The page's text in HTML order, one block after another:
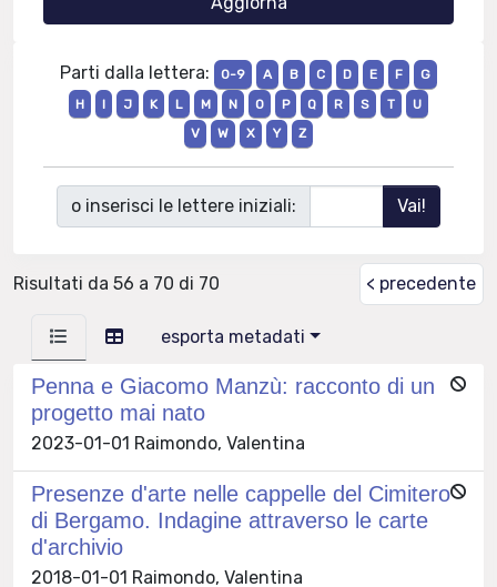
Parti dalla lettera: 0-9 A B C D E F
G
H
I J K L M N O P Q R S T
U
V
W X Y Z
o inserisci le lettere iniziali:
Risultati da 56 a 70 di 70 < precedente
esporta metadati
Penna e Giacomo Manzù: racconto di un
progetto mai nato
2023-01-01 Raimondo, Valentina
Presenze d'arte nelle cappelle del Cimitero
di Bergamo. Indagine attraverso le carte
d'archivio
2018-01-01 Raimondo, Valentina